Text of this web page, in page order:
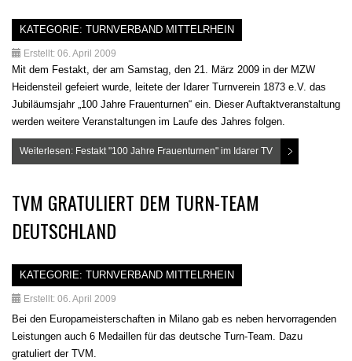
KATEGORIE: TURNVERBAND MITTELRHEIN
Erstellt: 06. April 2009
Mit dem Festakt, der am Samstag, den 21. März 2009 in der MZW
Heidensteil gefeiert wurde, leitete der Idarer Turnverein 1873 e.V. das
Jubiläumsjahr „100 Jahre Frauenturnen“ ein. Dieser Auftaktveranstaltung
werden weitere Veranstaltungen im Laufe des Jahres folgen.
Weiterlesen: Festakt "100 Jahre Frauenturnen" im Idarer TV
TVM GRATULIERT DEM TURN-TEAM
DEUTSCHLAND
KATEGORIE: TURNVERBAND MITTELRHEIN
Erstellt: 06. April 2009
Bei den Europameisterschaften in Milano gab es neben hervorragenden
Leistungen auch 6 Medaillen für das deutsche Turn-Team. Dazu
gratuliert der TVM.